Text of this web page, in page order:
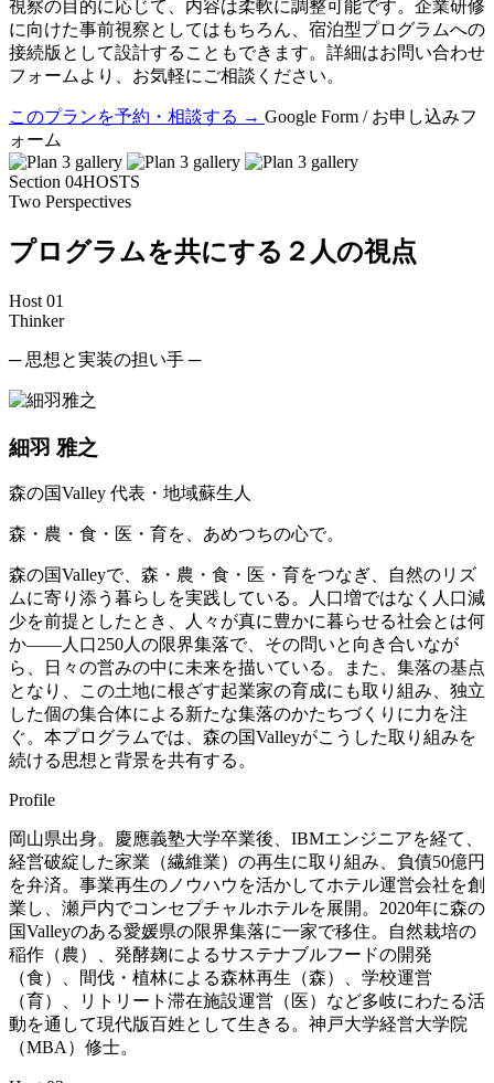
視察の目的に応じて、内容は柔軟に調整可能です。企業研修
に向けた事前視察としてはもちろん、宿泊型プログラムへの
接続版として設計することもできます。詳細はお問い合わせ
フォームより、お気軽にご相談ください。
このプランを予約・相談する → Google Form / お申し込みフ
ォーム
Section 04HOSTS
Two Perspectives
プログラムを共にする２人の視点
Host 01
Thinker
─ 思想と実装の担い手 ─
細羽 雅之
森の国Valley 代表・地域蘇生人
森・農・食・医・育を、あめつちの心で。
森の国Valleyで、森・農・食・医・育をつなぎ、自然のリズ
ムに寄り添う暮らしを実践している。人口増ではなく人口減
少を前提としたとき、人々が真に豊かに暮らせる社会とは何
か——人口250人の限界集落で、その問いと向き合いなが
ら、日々の営みの中に未来を描いている。また、集落の基点
となり、この土地に根ざす起業家の育成にも取り組み、独立
した個の集合体による新たな集落のかたちづくりに力を注
ぐ。本プログラムでは、森の国Valleyがこうした取り組みを
続ける思想と背景を共有する。
Profile
岡山県出身。慶應義塾大学卒業後、IBMエンジニアを経て、
経営破綻した家業（繊維業）の再生に取り組み、負債50億円
を弁済。事業再生のノウハウを活かしてホテル運営会社を創
業し、瀬戸内でコンセプチャルホテルを展開。2020年に森の
国Valleyのある愛媛県の限界集落に一家で移住。自然栽培の
稲作（農）、発酵麹によるサステナブルフードの開発
（食）、間伐・植林による森林再生（森）、学校運営
（育）、リトリート滞在施設運営（医）など多岐にわたる活
動を通して現代版百姓として生きる。神戸大学経営大学院
（MBA）修士。